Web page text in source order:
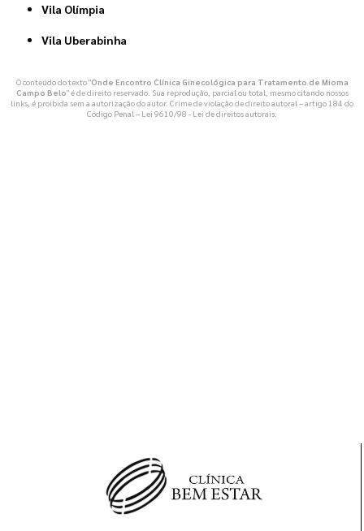
Vila Olímpia
Vila Uberabinha
O conteúdo do texto "Onde Encontro Clínica Ginecológica para Tratamento de Mioma
Campo Belo" é de direito reservado. Sua reprodução, parcial ou total, mesmo citando nossos
links, é proibida sem a autorização do autor. Crime de violação de direito autoral – artigo 184 do
Código Penal – Lei 9610/98 - Lei de direitos autorais